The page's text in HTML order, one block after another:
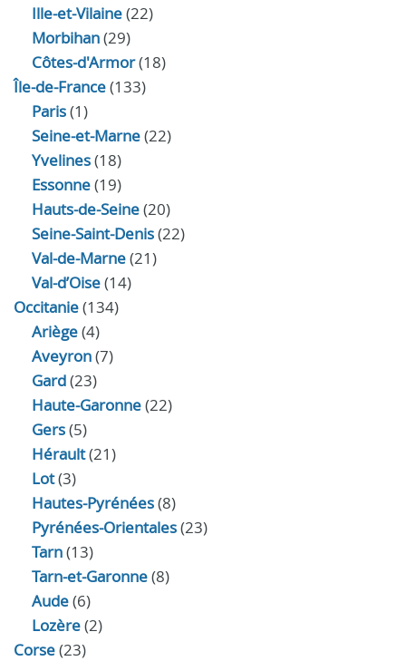
Ille-et-Vilaine(22)
Morbihan(29)
Côtes-d'Armor(18)
Île-de-France(133)
Paris(1)
Seine-et-Marne(22)
Yvelines(18)
Essonne(19)
Hauts-de-Seine(20)
Seine-Saint-Denis(22)
Val-de-Marne(21)
Val-d’Oise(14)
Occitanie(134)
Ariège(4)
Aveyron(7)
Gard(23)
Haute-Garonne(22)
Gers(5)
Hérault(21)
Lot(3)
Hautes-Pyrénées(8)
Pyrénées-Orientales(23)
Tarn(13)
Tarn-et-Garonne(8)
Aude(6)
Lozère(2)
Corse(23)